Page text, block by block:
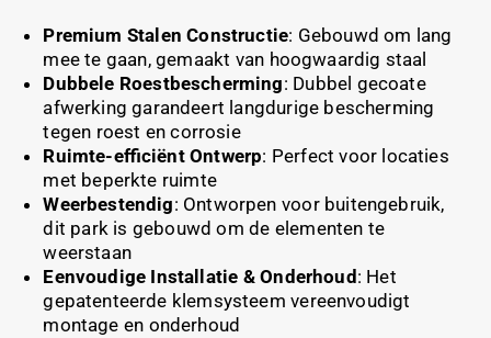
Premium Stalen Constructie: Gebouwd om lang
mee te gaan, gemaakt van hoogwaardig staal
Dubbele Roestbescherming: Dubbel gecoate
afwerking garandeert langdurige bescherming
tegen roest en corrosie
Ruimte-efficiënt Ontwerp: Perfect voor locaties
met beperkte ruimte
Weerbestendig: Ontworpen voor buitengebruik,
dit park is gebouwd om de elementen te
weerstaan
Eenvoudige Installatie & Onderhoud : Het
gepatenteerde klemsysteem vereenvoudigt
montage en onderhoud